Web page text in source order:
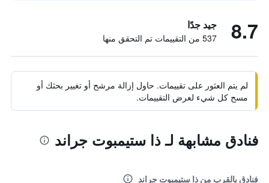
8.7 جيد جدًا
537 من التقييمات تم التحقق منها
لم يتم العثور على تقييمات. حاول إزالة مرشح أو تغيير بحثك أو
مسح كل شيء لعرض التقييمات.
فنادق مشابهة لـ ذا ستيمبوت جراند
فنادق بالقرب من ذا ستيمبوت جراند